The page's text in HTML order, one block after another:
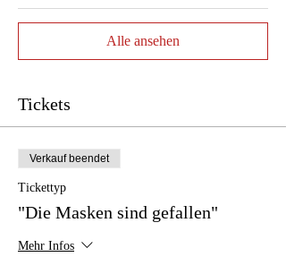
Alle ansehen
Tickets
Verkauf beendet
Tickettyp
"Die Masken sind gefallen"
Mehr Infos